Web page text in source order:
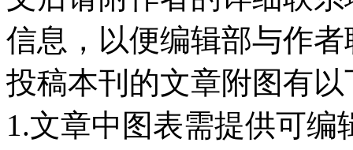
信息，以便编辑部与作者
投稿本刊的文章附图有以
1.文章中图表需提供可编